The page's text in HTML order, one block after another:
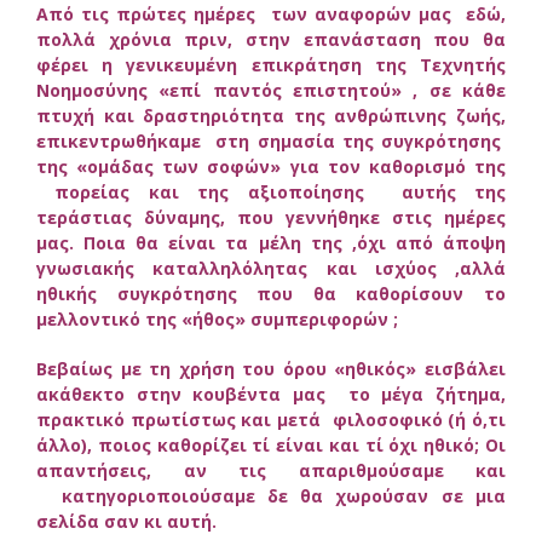
Από τις πρώτες ημέρες των αναφορών μας εδώ,
πολλά χρόνια πριν, στην επανάσταση που θα
φέρει η γενικευμένη επικράτηση της Τεχνητής
Νοημοσύνης «επί παντός επιστητού» , σε κάθε
πτυχή και δραστηριότητα της ανθρώπινης ζωής,
επικεντρωθήκαμε στη σημασία της συγκρότησης
της «ομάδας των σοφών» για τον καθορισμό της
πορείας και της αξιοποίησης αυτής της
τεράστιας δύναμης, που γεννήθηκε στις ημέρες
μας. Ποια θα είναι τα μέλη της ,όχι από άποψη
γνωσιακής καταλληλόλητας και ισχύος ,αλλά
ηθικής συγκρότησης που θα καθορίσουν το
μελλοντικό της «ήθος» συμπεριφορών ;
Βεβαίως με τη χρήση του όρου «ηθικός» εισβάλει
ακάθεκτο στην κουβέντα μας το μέγα ζήτημα,
πρακτικό πρωτίστως και μετά φιλοσοφικό (ή ό,τι
άλλο), ποιος καθορίζει τί είναι και τί όχι ηθικό; Οι
απαντήσεις, αν τις απαριθμούσαμε και
κατηγοριοποιούσαμε δε θα χωρούσαν σε μια
σελίδα σαν κι αυτή.